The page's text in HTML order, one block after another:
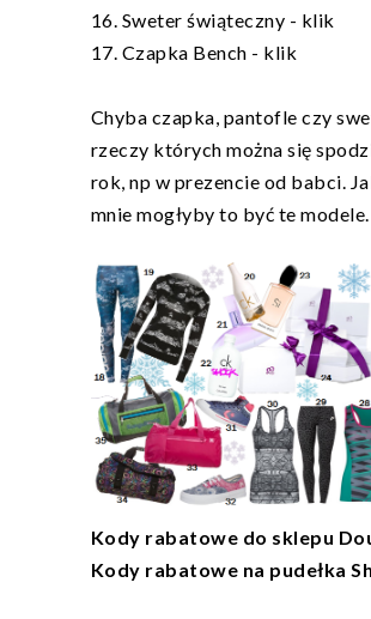
16. Sweter świąteczny - klik
17. Czapka Bench - klik
Chyba czapka, pantofle czy
rzeczy których można się
rok, np w prezencie od babci.
mnie mogłyby to być te modele.
Kody rabatowe do sklepu
Kody rabatowe na pudełka